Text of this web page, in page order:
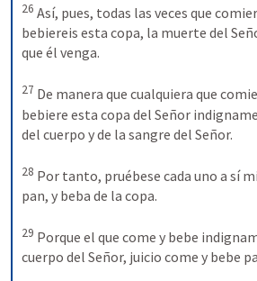
26 Así, pues, todas las veces que
bebiereis esta copa, la muerte del
que él venga.
27 De manera que cualquiera que
bebiere esta copa del Señor
del cuerpo y de la sangre del Señor.
28 Por tanto, pruébese cada uno a sí
pan, y beba de la copa.
29 Porque el que come y bebe
cuerpo del Señor, juicio come y bebe